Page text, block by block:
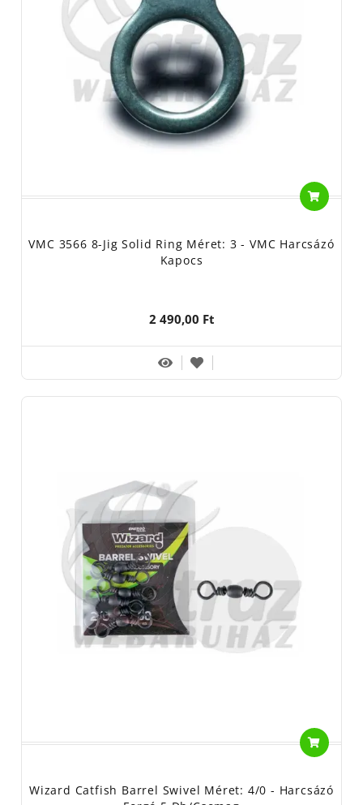
VMC 3566 8-Jig Solid Ring Méret: 3 - VMC Harcsázó
Kapocs
2 490,00 Ft
Wizard Catfish Barrel Swivel Méret: 4/0 - Harcsázó